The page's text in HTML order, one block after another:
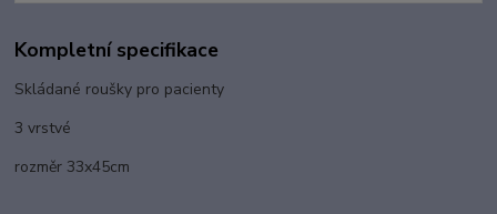
Kompletní specifikace
Skládané roušky pro pacienty
3 vrstvé
rozměr 33x45cm